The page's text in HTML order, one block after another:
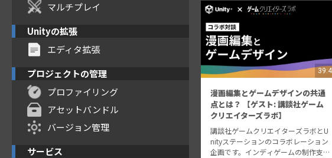
マルチプレイ
Unityの拡張
エディタ拡張
プロジェクトの管理
プロファイリング
アセットバンドル
バージョン管理
サービス
漫画編集とゲームデザインの共通
点とは？ 【ゲスト: 講談社ゲーム
クリエイターズラボ】
講談社ゲームクリエイターズラボとU
nityステーションのコラボレーション
企画です。インディゲームの制作支